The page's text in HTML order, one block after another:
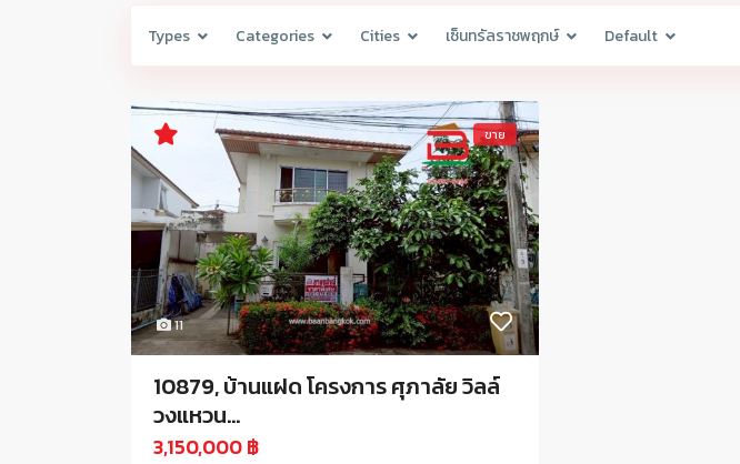
Types Categories Cities เซ็นทรัลราชพฤกษ์ Default
11
ขาย
10879, บ้านแฝด โครงการ ศุภาลัย วิลล์
วงแหวน...
3,150,000 ฿